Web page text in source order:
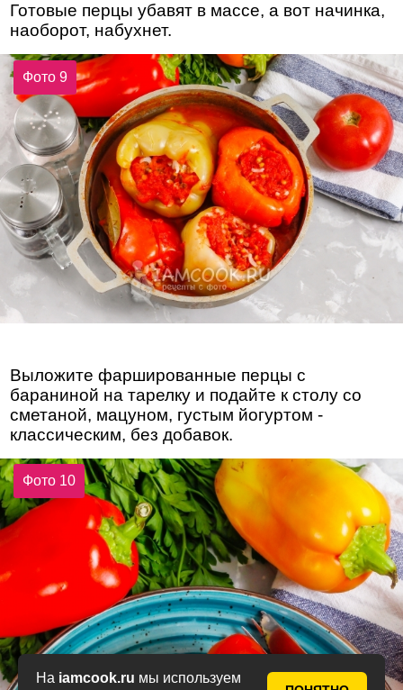
На iamcook.ru мы используем
Готовые перцы убавят в массе, а вот начинка,
наоборот, набухнет.
Фото 9
Выложите фаршированные перцы с
бараниной на тарелку и подайте к столу со
сметаной, мацуном, густым йогуртом -
классическим, без добавок.
Фото 10